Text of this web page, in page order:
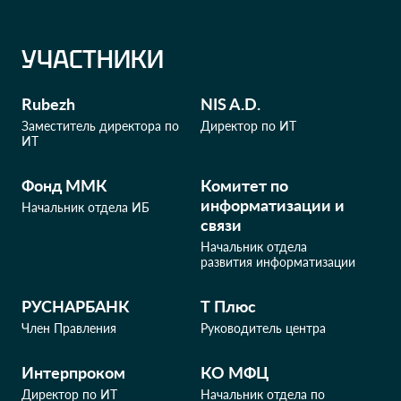
УЧАСТНИКИ
Rubezh
Заместитель директора по
ИТ
NIS A.D.
Директор по ИТ
Фонд ММК
Начальник отдела ИБ
Комитет по
информатизации и
связи
Начальник отдела
развития информатизации
РУСНАРБАНК
Член Правления
Т Плюс
Руководитель центра
Интерпроком
Директор по ИТ
КО МФЦ
Начальник отдела по